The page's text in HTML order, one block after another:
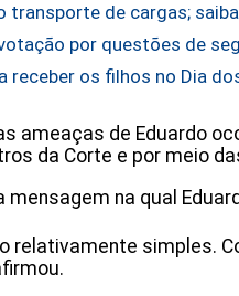
transporte de cargas;
por questões de
receber os filhos no Dia
ameaças de Eduardo
da Corte e por meio
na qual
relativamente simples.